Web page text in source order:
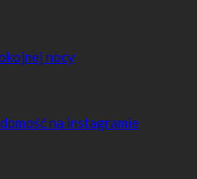
nocy
na instagramie